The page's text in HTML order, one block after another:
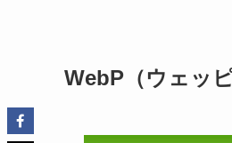
WebP（ウェッ